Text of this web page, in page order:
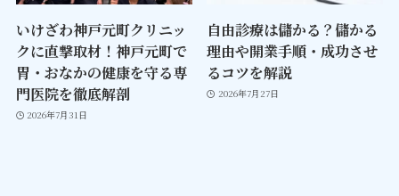
いけざわ神戸元町クリニッ
クに直撃取材！神戸元町で
胃・おなかの健康を守る専
門医院を徹底解剖
2026年7月31日
自由診療は儲かる？儲かる
理由や開業手順・成功させ
るコツを解説
2026年7月27日